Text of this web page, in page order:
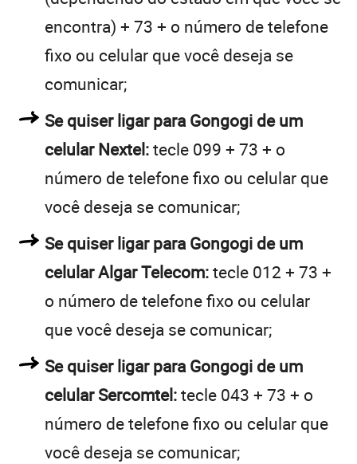
encontra) + 73 + o número de telefone
fixo ou celular que você deseja se
comunicar;
Se quiser ligar para Gongogi de um
celular Nextel:tecle 099 + 73 + o
número de telefone fixo ou celular que
você deseja se comunicar;
Se quiser ligar para Gongogi de um
celular Algar Telecom:tecle 012 + 73 +
o número de telefone fixo ou celular
que você deseja se comunicar;
Se quiser ligar para Gongogi de um
celular Sercomtel:tecle 043 + 73 + o
número de telefone fixo ou celular que
você deseja se comunicar;